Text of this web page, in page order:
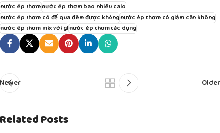
nước ép thơmnước ép thơm bao nhiêu calo
nước ép thơm có để qua đêm được khôngnước ép thơm có giảm cân không
nước ép thơm mix với gìnước ép thơm tác dụng
Newer Older
Related Posts